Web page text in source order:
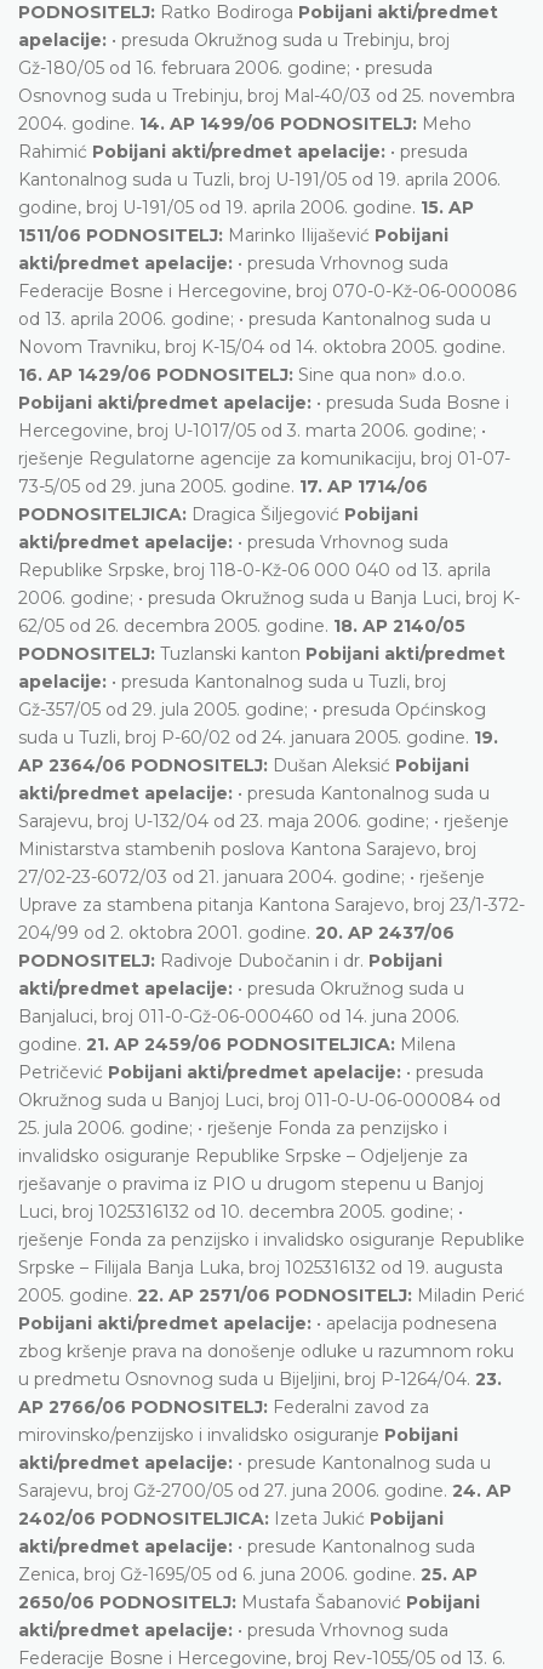
PODNOSITELJ: Ratko Bodiroga Pobijani akti/predmet
apelacije: • presuda Okružnog suda u Trebinju, broj
Gž-180/05 od 16. februara 2006. godine; • presuda
Osnovnog suda u Trebinju, broj Mal-40/03 od 25. novembra
2004. godine. 14. AP 1499/06 PODNOSITELJ: Meho
Rahimić Pobijani akti/predmet apelacije: • presuda
Kantonalnog suda u Tuzli, broj U-191/05 od 19. aprila 2006.
godine, broj U-191/05 od 19. aprila 2006. godine. 15. AP
1511/06 PODNOSITELJ: Marinko Ilijašević Pobijani
akti/predmet apelacije: • presuda Vrhovnog suda
Federacije Bosne i Hercegovine, broj 070-0-Kž-06-000086
od 13. aprila 2006. godine; • presuda Kantonalnog suda u
Novom Travniku, broj K-15/04 od 14. oktobra 2005. godine.
16. AP 1429/06 PODNOSITELJ: Sine qua non» d.o.o.
Pobijani akti/predmet apelacije: • presuda Suda Bosne i
Hercegovine, broj U-1017/05 od 3. marta 2006. godine; •
rješenje Regulatorne agencije za komunikaciju, broj 01-07-
73-5/05 od 29. juna 2005. godine. 17. AP 1714/06
PODNOSITELJICA: Dragica Šiljegović Pobijani
akti/predmet apelacije: • presuda Vrhovnog suda
Republike Srpske, broj 118-0-Kž-06 000 040 od 13. aprila
2006. godine; • presuda Okružnog suda u Banja Luci, broj K-
62/05 od 26. decembra 2005. godine. 18. AP 2140/05
PODNOSITELJ: Tuzlanski kanton Pobijani akti/predmet
apelacije: • presuda Kantonalnog suda u Tuzli, broj
Gž-357/05 od 29. jula 2005. godine; • presuda Općinskog
suda u Tuzli, broj P-60/02 od 24. januara 2005. godine. 19.
AP 2364/06 PODNOSITELJ: Dušan Aleksić Pobijani
akti/predmet apelacije: • presuda Kantonalnog suda u
Sarajevu, broj U-132/04 od 23. maja 2006. godine; • rješenje
Ministarstva stambenih poslova Kantona Sarajevo, broj
27/02-23-6072/03 od 21. januara 2004. godine; • rješenje
Uprave za stambena pitanja Kantona Sarajevo, broj 23/1-372-
204/99 od 2. oktobra 2001. godine. 20. AP 2437/06
PODNOSITELJ: Radivoje Dubočanin i dr. Pobijani
akti/predmet apelacije: • presuda Okružnog suda u
Banjaluci, broj 011-0-Gž-06-000460 od 14. juna 2006.
godine. 21. AP 2459/06 PODNOSITELJICA: Milena
Petričević Pobijani akti/predmet apelacije: • presuda
Okružnog suda u Banjoj Luci, broj 011-0-U-06-000084 od
25. jula 2006. godine; • rješenje Fonda za penzijsko i
invalidsko osiguranje Republike Srpske – Odjeljenje za
rješavanje o pravima iz PIO u drugom stepenu u Banjoj
Luci, broj 1025316132 od 10. decembra 2005. godine; •
rješenje Fonda za penzijsko i invalidsko osiguranje Republike
Srpske – Filijala Banja Luka, broj 1025316132 od 19. augusta
2005. godine. 22. AP 2571/06 PODNOSITELJ: Miladin Perić
Pobijani akti/predmet apelacije: • apelacija podnesena
zbog kršenje prava na donošenje odluke u razumnom roku
u predmetu Osnovnog suda u Bijeljini, broj P-1264/04. 23.
AP 2766/06 PODNOSITELJ: Federalni zavod za
mirovinsko/penzijsko i invalidsko osiguranje Pobijani
akti/predmet apelacije: • presude Kantonalnog suda u
Sarajevu, broj Gž-2700/05 od 27. juna 2006. godine. 24. AP
2402/06 PODNOSITELJICA: Izeta Jukić Pobijani
akti/predmet apelacije: • presude Kantonalnog suda
Zenica, broj Gž-1695/05 od 6. juna 2006. godine. 25. AP
2650/06 PODNOSITELJ: Mustafa Šabanović Pobijani
akti/predmet apelacije: • presuda Vrhovnog suda
Federacije Bosne i Hercegovine, broj Rev-1055/05 od 13. 6.